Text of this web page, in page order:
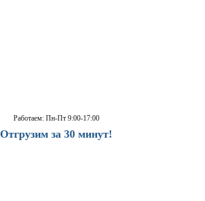
Работаем: Пн-Пт 9:00-17:00
Отгрузим за 30 минут!